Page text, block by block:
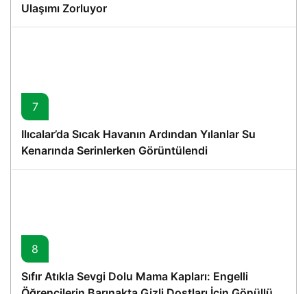
Ulaşımı Zorluyor
7
Ilıcalar’da Sıcak Havanın Ardından Yılanlar Su
Kenarında Serinlerken Görüntülendi
8
Sıfır Atıkla Sevgi Dolu Mama Kapları: Engelli